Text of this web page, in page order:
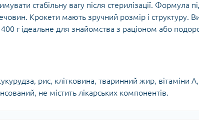
стабільну вагу після стерилізації. Формула
Крокети мають зручний розмір і структуру.
г ідеальне для знайомства з раціоном або
рис, клітковина, тваринний жир, вітаміни
не містить лікарських компонентів.